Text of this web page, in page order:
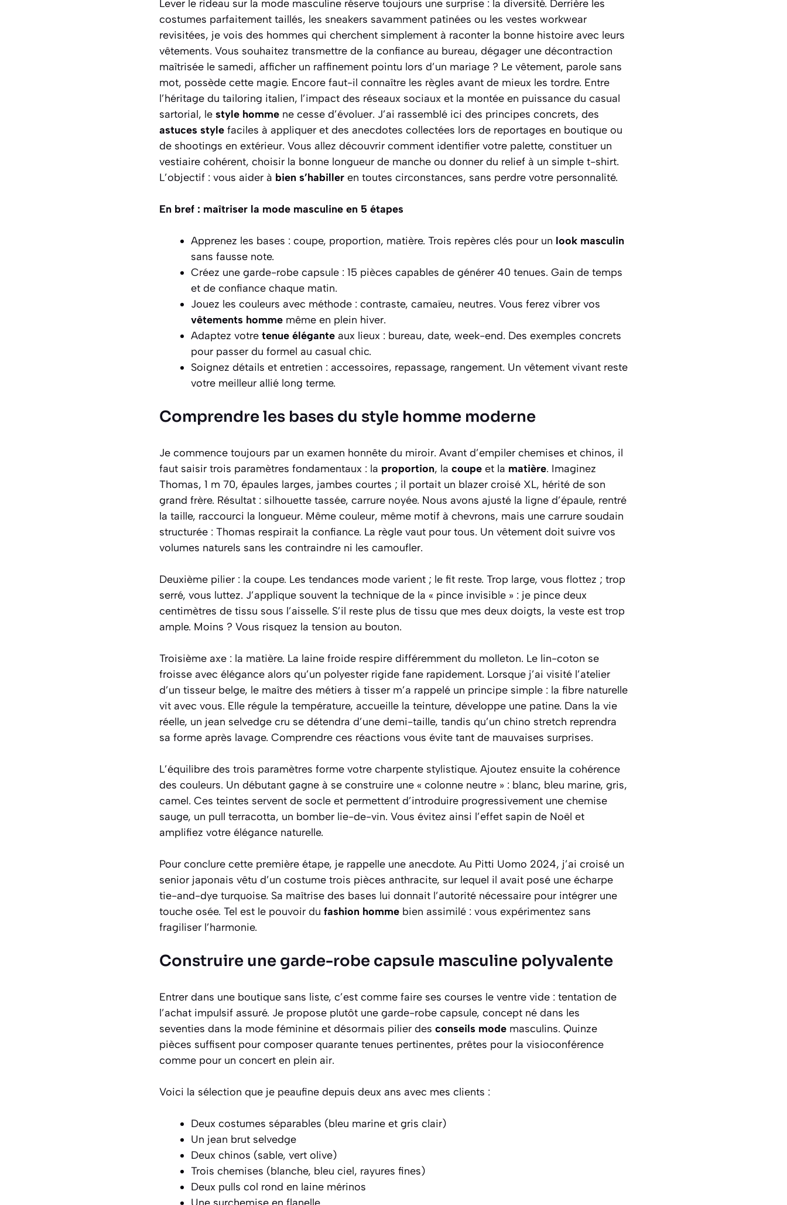
Lever le rideau sur la mode masculine réserve toujours une surprise : la diversité. Derrière les
costumes parfaitement taillés, les sneakers savamment patinées ou les vestes workwear
revisitées, je vois des hommes qui cherchent simplement à raconter la bonne histoire avec leurs
vêtements. Vous souhaitez transmettre de la confiance au bureau, dégager une décontraction
maîtrisée le samedi, afficher un raffinement pointu lors d’un mariage ? Le vêtement, parole sans
mot, possède cette magie. Encore faut-il connaître les règles avant de mieux les tordre. Entre
l’héritage du tailoring italien, l’impact des réseaux sociaux et la montée en puissance du casual
sartorial, le style homme ne cesse d’évoluer. J’ai rassemblé ici des principes concrets, des
astuces style faciles à appliquer et des anecdotes collectées lors de reportages en boutique ou
de shootings en extérieur. Vous allez découvrir comment identifier votre palette, constituer un
vestiaire cohérent, choisir la bonne longueur de manche ou donner du relief à un simple t-shirt.
L’objectif : vous aider à bien s’habiller en toutes circonstances, sans perdre votre personnalité.
En bref : maîtriser la mode masculine en 5 étapes
Apprenez les bases : coupe, proportion, matière. Trois repères clés pour un look masculin
sans fausse note.
Créez une garde-robe capsule : 15 pièces capables de générer 40 tenues. Gain de temps
et de confiance chaque matin.
Jouez les couleurs avec méthode : contraste, camaïeu, neutres. Vous ferez vibrer vos
vêtements homme même en plein hiver.
Adaptez votre tenue élégante aux lieux : bureau, date, week-end. Des exemples concrets
pour passer du formel au casual chic.
Soignez détails et entretien : accessoires, repassage, rangement. Un vêtement vivant reste
votre meilleur allié long terme.
Comprendre les bases du style homme moderne
Je commence toujours par un examen honnête du miroir. Avant d’empiler chemises et chinos, il
faut saisir trois paramètres fondamentaux : la proportion, la coupe et la matière. Imaginez
Thomas, 1 m 70, épaules larges, jambes courtes ; il portait un blazer croisé XL, hérité de son
grand frère. Résultat : silhouette tassée, carrure noyée. Nous avons ajusté la ligne d’épaule, rentré
la taille, raccourci la longueur. Même couleur, même motif à chevrons, mais une carrure soudain
structurée : Thomas respirait la confiance. La règle vaut pour tous. Un vêtement doit suivre vos
volumes naturels sans les contraindre ni les camoufler.
Deuxième pilier : la coupe. Les tendances mode varient ; le fit reste. Trop large, vous flottez ; trop
serré, vous luttez. J’applique souvent la technique de la « pince invisible » : je pince deux
centimètres de tissu sous l’aisselle. S’il reste plus de tissu que mes deux doigts, la veste est trop
ample. Moins ? Vous risquez la tension au bouton.
Troisième axe : la matière. La laine froide respire différemment du molleton. Le lin-coton se
froisse avec élégance alors qu’un polyester rigide fane rapidement. Lorsque j’ai visité l’atelier
d’un tisseur belge, le maître des métiers à tisser m’a rappelé un principe simple : la fibre naturelle
vit avec vous. Elle régule la température, accueille la teinture, développe une patine. Dans la vie
réelle, un jean selvedge cru se détendra d’une demi-taille, tandis qu’un chino stretch reprendra
sa forme après lavage. Comprendre ces réactions vous évite tant de mauvaises surprises.
L’équilibre des trois paramètres forme votre charpente stylistique. Ajoutez ensuite la cohérence
des couleurs. Un débutant gagne à se construire une « colonne neutre » : blanc, bleu marine, gris,
camel. Ces teintes servent de socle et permettent d’introduire progressivement une chemise
sauge, un pull terracotta, un bomber lie-de-vin. Vous évitez ainsi l’effet sapin de Noël et
amplifiez votre élégance naturelle.
Pour conclure cette première étape, je rappelle une anecdote. Au Pitti Uomo 2024, j’ai croisé un
senior japonais vêtu d’un costume trois pièces anthracite, sur lequel il avait posé une écharpe
tie-and-dye turquoise. Sa maîtrise des bases lui donnait l’autorité nécessaire pour intégrer une
touche osée. Tel est le pouvoir du fashion homme bien assimilé : vous expérimentez sans
fragiliser l’harmonie.
Construire une garde-robe capsule masculine polyvalente
Entrer dans une boutique sans liste, c’est comme faire ses courses le ventre vide : tentation de
l’achat impulsif assuré. Je propose plutôt une garde-robe capsule, concept né dans les
seventies dans la mode féminine et désormais pilier des conseils mode masculins. Quinze
pièces suffisent pour composer quarante tenues pertinentes, prêtes pour la visioconférence
comme pour un concert en plein air.
Voici la sélection que je peaufine depuis deux ans avec mes clients :
Deux costumes séparables (bleu marine et gris clair)
Un jean brut selvedge
Deux chinos (sable, vert olive)
Trois chemises (blanche, bleu ciel, rayures fines)
Deux pulls col rond en laine mérinos